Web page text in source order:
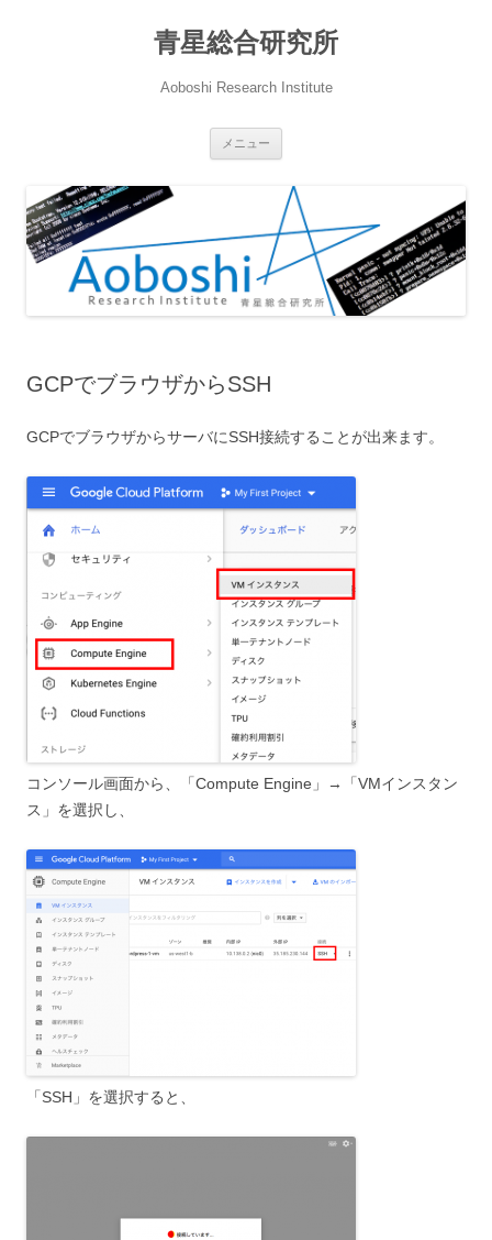
青星総合研究所
Aoboshi Research Institute
メニュー
ツ
へ
ス
ッ
プ
GCPでブラウザからSSH
GCPでブラウザからサーバにSSH接続することが出来ます。
コンソール画面から、「Compute Engine」→「VMインスタン
ス」を選択し、
「SSH」を選択すると、